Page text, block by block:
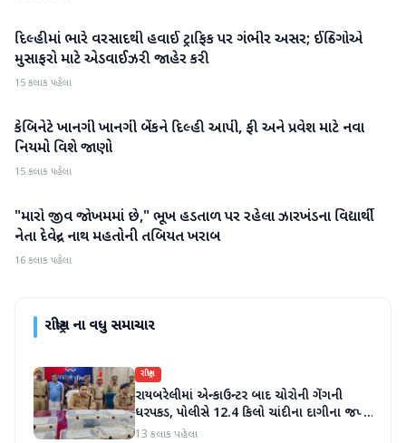
રાષ્ટ્રીય
દિલ્હીમાં ભારે વરસાદથી હવાઈ ટ્રાફિક પર ગંભીર અસર; ઈન્ડિગોએ
મુસાફરો માટે એડવાઈઝરી જાહેર કરી
15 કલાક પહેલા
રાષ્ટ્રીય
કેબિનેટે ખાનગી ખાનગી બેંકને દિલ્હી આપી, ફી અને પ્રવેશ માટે નવા
નિયમો વિશે જાણો
15 કલાક પહેલા
રાષ્ટ્રીય
"મારો જીવ જોખમમાં છે," ભૂખ હડતાળ પર રહેલા ઝારખંડના વિદ્યાર્થી
નેતા દેવેન્દ્ર નાથ મહતોની તબિયત ખરાબ
16 કલાક પહેલા
રાષ્ટ્રીયના વધુ સમાચાર
રાષ્ટ્રીય
રાયબરેલીમાં એન્કાઉન્ટર બાદ ચોરોની ગેંગની
ધરપકડ, પોલીસે 12.4 કિલો ચાંદીના દાગીના જપ્ત
કર્યા
13 કલાક પહેલા